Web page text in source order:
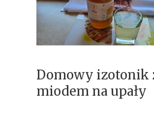
Domowy izotonik
miodem na upały